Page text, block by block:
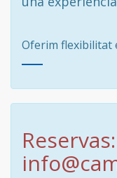
Oferim flexibilitat